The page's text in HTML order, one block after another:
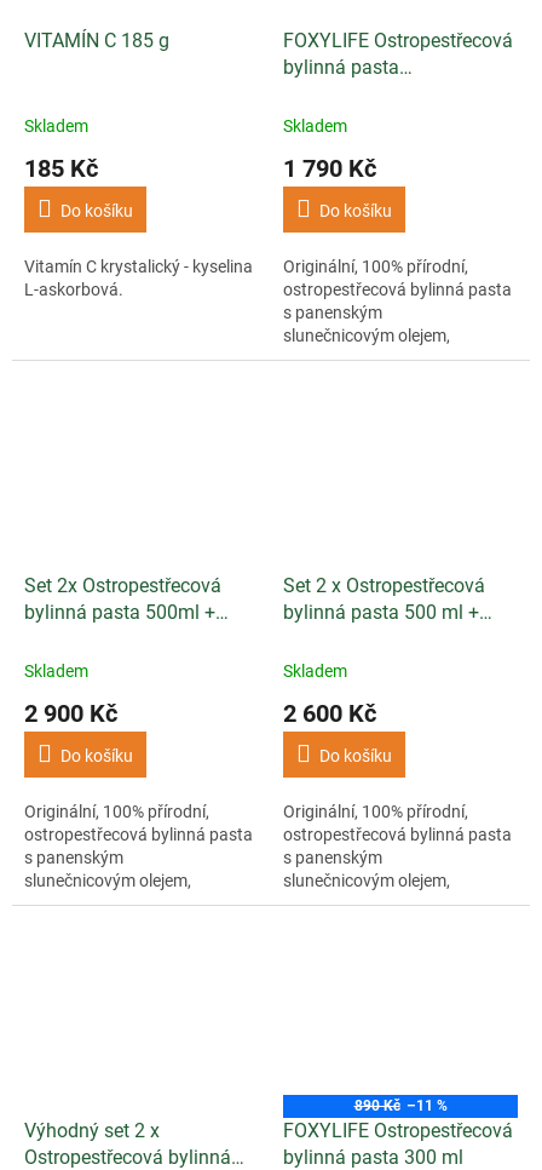
VITAMÍN C 185 g
Skladem
185 Kč
Do košíku
Vitamín C krystalický - kyselina
L-askorbová.
FOXYLIFE Ostropestřecová
bylinná pasta
Skladem
1 790 Kč
Do košíku
Originální, 100% přírodní,
ostropestřecová bylinná pasta
s panenským
slunečnicovým olejem,
fenyklem, lopuchem a
Set 2x Ostropestřecová
bylinná pasta 500ml +
Skladem
2 900 Kč
Do košíku
Originální, 100% přírodní,
ostropestřecová bylinná pasta
s panenským
slunečnicovým olejem,
fenyklem, lopuchem a libečkem
Set 2 x Ostropestřecová
bylinná pasta 500 ml +
Skladem
2 600 Kč
Do košíku
Originální, 100% přírodní,
ostropestřecová bylinná pasta
s panenským
slunečnicovým olejem,
fenyklem, lopuchem a libečkem
Výhodný set 2 x
Ostropestřecová bylinná
890 Kč –11 %
FOXYLIFE Ostropestřecová
bylinná pasta 300 ml